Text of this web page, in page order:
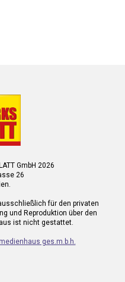
GmbH 2026
26
für den privaten
und Reproduktion über den
ist nicht gestattet.
ges.m.b.h.